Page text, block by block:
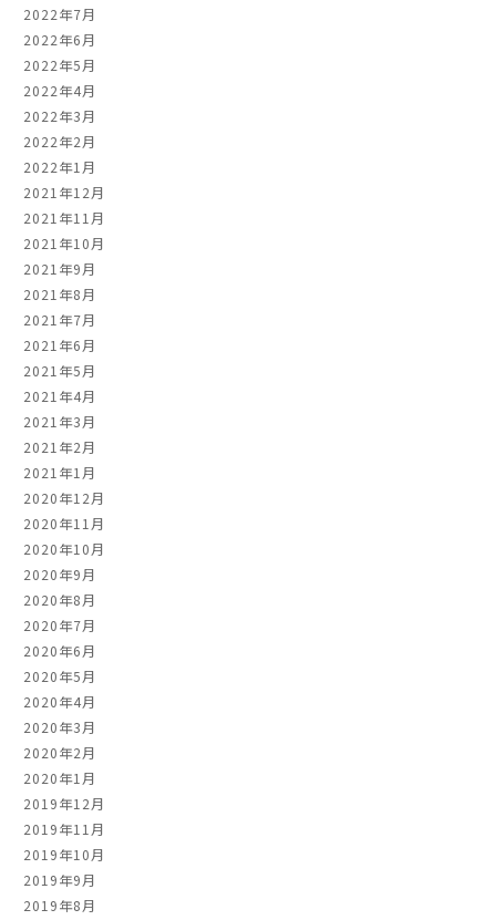
2022年7月
2022年6月
2022年5月
2022年4月
2022年3月
2022年2月
2022年1月
2021年12月
2021年11月
2021年10月
2021年9月
2021年8月
2021年7月
2021年6月
2021年5月
2021年4月
2021年3月
2021年2月
2021年1月
2020年12月
2020年11月
2020年10月
2020年9月
2020年8月
2020年7月
2020年6月
2020年5月
2020年4月
2020年3月
2020年2月
2020年1月
2019年12月
2019年11月
2019年10月
2019年9月
2019年8月